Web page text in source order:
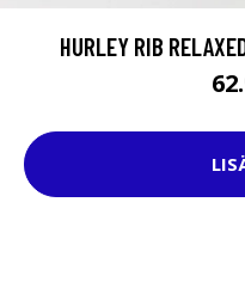
HURLEY RIB